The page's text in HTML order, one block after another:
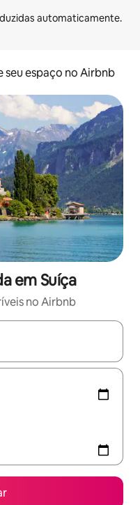
seu espaço no Airbnb
em Suíça
no Airbnb
explore-os